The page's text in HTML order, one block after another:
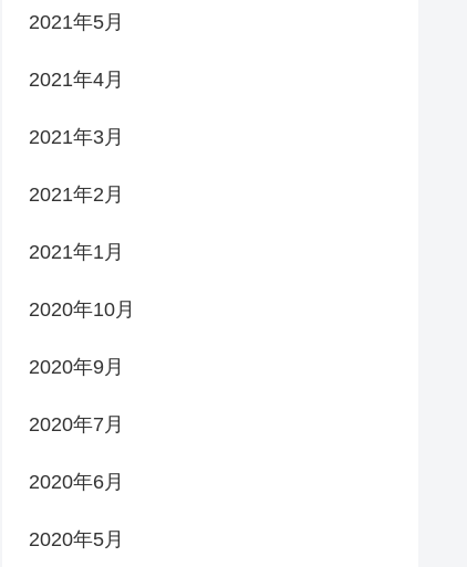
2021年5月
2021年4月
2021年3月
2021年2月
2021年1月
2020年10月
2020年9月
2020年7月
2020年6月
2020年5月